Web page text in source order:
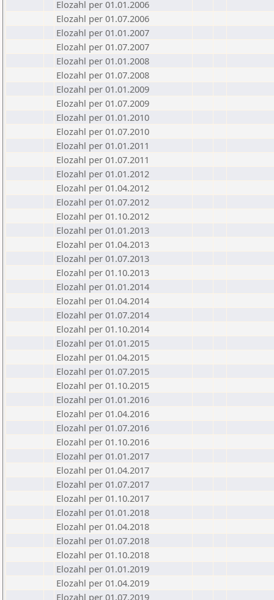
Elozahl per 01.01.2006
Elozahl per 01.07.2006
Elozahl per 01.01.2007
Elozahl per 01.07.2007
Elozahl per 01.01.2008
Elozahl per 01.07.2008
Elozahl per 01.01.2009
Elozahl per 01.07.2009
Elozahl per 01.01.2010
Elozahl per 01.07.2010
Elozahl per 01.01.2011
Elozahl per 01.07.2011
Elozahl per 01.01.2012
Elozahl per 01.04.2012
Elozahl per 01.07.2012
Elozahl per 01.10.2012
Elozahl per 01.01.2013
Elozahl per 01.04.2013
Elozahl per 01.07.2013
Elozahl per 01.10.2013
Elozahl per 01.01.2014
Elozahl per 01.04.2014
Elozahl per 01.07.2014
Elozahl per 01.10.2014
Elozahl per 01.01.2015
Elozahl per 01.04.2015
Elozahl per 01.07.2015
Elozahl per 01.10.2015
Elozahl per 01.01.2016
Elozahl per 01.04.2016
Elozahl per 01.07.2016
Elozahl per 01.10.2016
Elozahl per 01.01.2017
Elozahl per 01.04.2017
Elozahl per 01.07.2017
Elozahl per 01.10.2017
Elozahl per 01.01.2018
Elozahl per 01.04.2018
Elozahl per 01.07.2018
Elozahl per 01.10.2018
Elozahl per 01.01.2019
Elozahl per 01.04.2019
Elozahl per 01.07.2019